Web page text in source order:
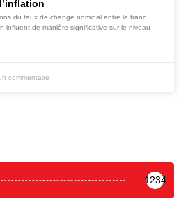
du taux de change nominal entre le franc
influent de manière significative sur le niveau
commentaire
1234